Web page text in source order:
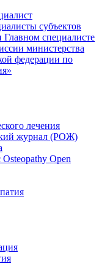
субъектов
специалисте
министерства
федерации по
лечения
журнал (РОЖ)
Open